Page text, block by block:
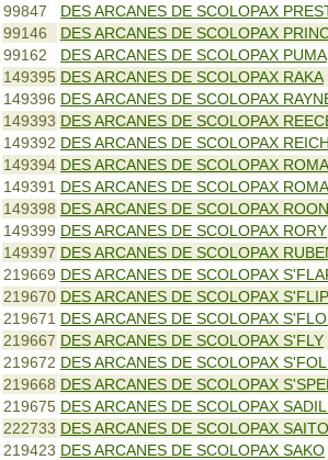
99847 DES ARCANES DE SCOLOPAX
99146
DES ARCANES DE SCOLOPAX
99162
DES ARCANES DE SCOLOPAX PUMA
149395 DES ARCANES DE SCOLOPAX RAKA
149396 DES ARCANES DE SCOLOPAX
149393 DES ARCANES DE SCOLOPAX
149392 DES ARCANES DE SCOLOPAX
149394 DES ARCANES DE SCOLOPAX ROMA
149391 DES ARCANES DE SCOLOPAX
149398 DES ARCANES DE SCOLOPAX
149399 DES ARCANES DE SCOLOPAX RORY
149397 DES ARCANES DE SCOLOPAX
219669 DES ARCANES DE SCOLOPAX
219670 DES ARCANES DE SCOLOPAX S'FLIP
219671 DES ARCANES DE SCOLOPAX
219667 DES ARCANES DE SCOLOPAX S'FLY
219672 DES ARCANES DE SCOLOPAX
219668 DES ARCANES DE SCOLOPAX
219675 DES ARCANES DE SCOLOPAX
222733 DES ARCANES DE SCOLOPAX SAITO
219423 DES ARCANES DE SCOLOPAX SAKO